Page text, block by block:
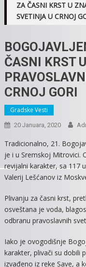
ZA ČASNI KRST U
SVETINJA U CRNOJ
ČASNI KRST
CRNOJ GORI
Gradske Vesti
20 Januara, 2020
Tradicionalno, 21.
je i u Sremskoj Mitrovici.
revijalni karakter, sa 117
Valerij Lešćanov iz
Plivanju za časni krst,
osveštana je voda,
odbranu pravoslavnih
Iako je ovogodišnje
karakter, plivači su dobili
izvađeno iz reke Save, a